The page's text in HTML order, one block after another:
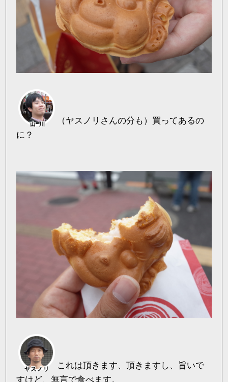
（ヤスノリさんの分も）買ってあるの
に？
これは頂きます、頂きますし、旨いで
すけど、無言で食べます。